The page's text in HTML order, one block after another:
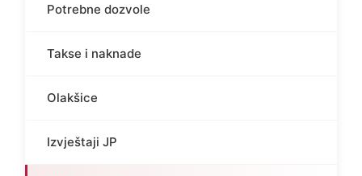
Potrebne dozvole
Takse i naknade
Olakšice
Izvještaji JP